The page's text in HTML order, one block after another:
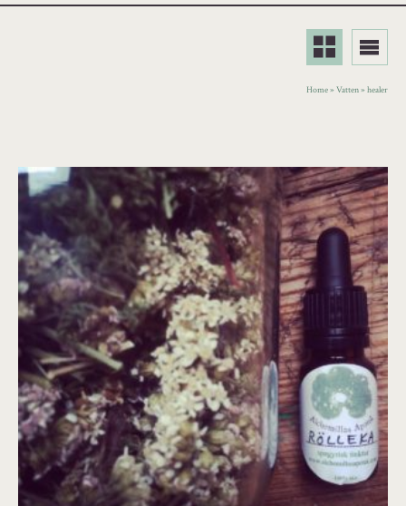
Home»Vatten»healer